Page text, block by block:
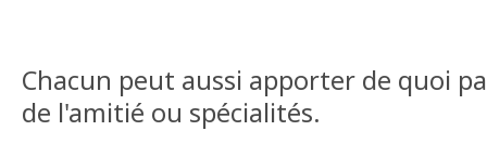
Chacun peut aussi apporter de quoi
de l'amitié ou spécialités.